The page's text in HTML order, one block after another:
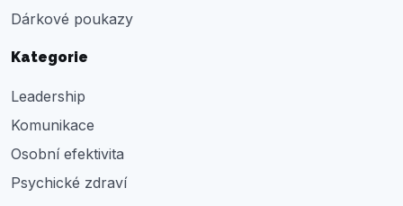
Dárkové poukazy
Kategorie
Leadership
Komunikace
Osobní efektivita
Psychické zdraví